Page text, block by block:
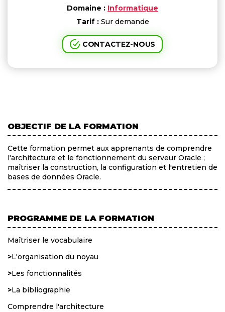
Domaine : Informatique
Tarif :Sur demande
CONTACTEZ-NOUS
OBJECTIF DE LA FORMATION
Cette formation permet aux apprenants de comprendre
l'architecture et le fonctionnement du serveur Oracle ;
maîtriser la construction, la configuration et l'entretien de
bases de données Oracle.
PROGRAMME DE LA FORMATION
Maîtriser le vocabulaire
>L'organisation du noyau
>Les fonctionnalités
>La bibliographie
Comprendre l'architecture